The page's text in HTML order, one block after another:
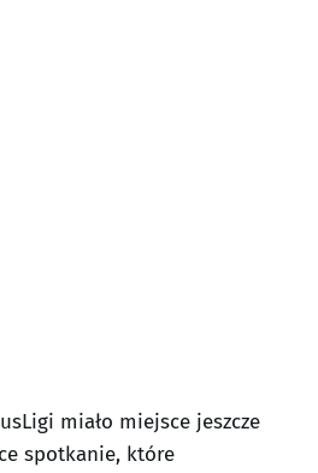
miało miejsce jeszcze
spotkanie, które